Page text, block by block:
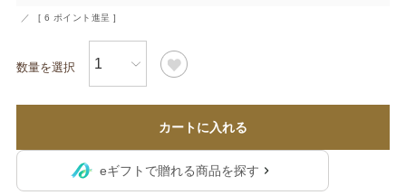
[ 6 ポイント進呈 ]
カートに入れる
eギフトで贈れる商品を探す